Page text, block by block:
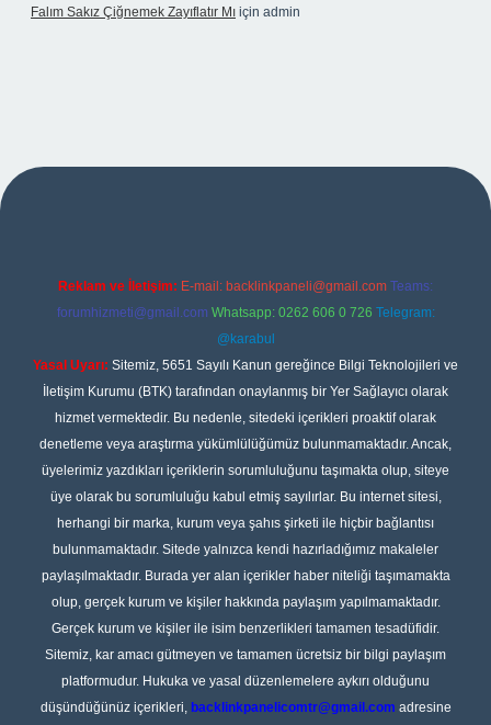
Falım Sakız Çiğnemek Zayıflatır Mı için admin
Reklam ve İletişim: E-mail: backlinkpaneli@gmail.com Teams:
forumhizmeti@gmail.com Whatsapp: 0262 606 0 726 Telegram:
@karabul
Yasal Uyarı: Sitemiz, 5651 Sayılı Kanun gereğince Bilgi Teknolojileri ve
İletişim Kurumu (BTK) tarafından onaylanmış bir Yer Sağlayıcı olarak
hizmet vermektedir. Bu nedenle, sitedeki içerikleri proaktif olarak
denetleme veya araştırma yükümlülüğümüz bulunmamaktadır. Ancak,
üyelerimiz yazdıkları içeriklerin sorumluluğunu taşımakta olup, siteye
üye olarak bu sorumluluğu kabul etmiş sayılırlar. Bu internet sitesi,
herhangi bir marka, kurum veya şahıs şirketi ile hiçbir bağlantısı
bulunmamaktadır. Sitede yalnızca kendi hazırladığımız makaleler
paylaşılmaktadır. Burada yer alan içerikler haber niteliği taşımamakta
olup, gerçek kurum ve kişiler hakkında paylaşım yapılmamaktadır.
Gerçek kurum ve kişiler ile isim benzerlikleri tamamen tesadüfidir.
Sitemiz, kar amacı gütmeyen ve tamamen ücretsiz bir bilgi paylaşım
platformudur. Hukuka ve yasal düzenlemelere aykırı olduğunu
düşündüğünüz içerikleri, backlinkpanelicomtr@gmail.com adresine